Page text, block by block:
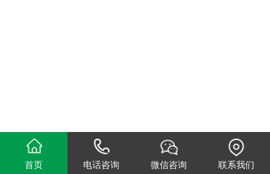
首页 电话咨询 微信咨询 联系我们